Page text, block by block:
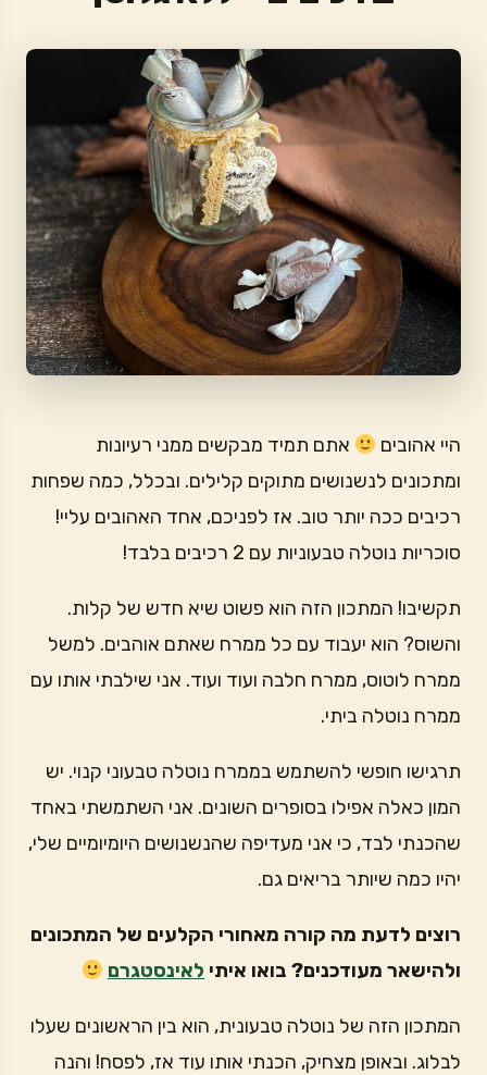
היי אהובים
אתם תמיד מבקשים ממני רעיונות
ומתכונים לנשנושים מתוקים קלילים. ובכלל, כמה שפחות
רכיבים ככה יותר טוב. אז לפניכם, אחד האהובים עליי!
סוכריות נוטלה טבעוניות עם 2 רכיבים בלבד!
תקשיבו! המתכון הזה הוא פשוט שיא חדש של קלות.
והשוס? הוא יעבוד עם כל ממרח שאתם אוהבים. למשל
ממרח לוטוס, ממרח חלבה ועוד ועוד. אני שילבתי אותו עם
ממרח נוטלה ביתי.
תרגישו חופשי להשתמש בממרח נוטלה טבעוני קנוי. יש
המון כאלה אפילו בסופרים השונים. אני השתמשתי באחד
שהכנתי לבד, כי אני מעדיפה שהנשנושים היומיומיים שלי,
יהיו כמה שיותר בריאים גם.
רוצים לדעת מה קורה מאחורי הקלעים של המתכונים
ולהישאר מעודכנים? בואו איתי לאינסטגרם
המתכון הזה של נוטלה טבעונית, הוא בין הראשונים שעלו
לבלוג. ובאופן מצחיק, הכנתי אותו עוד אז, לפסח! והנה